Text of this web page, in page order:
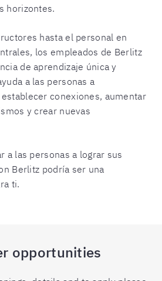
horizontes.
hasta el personal en
los empleados de Berlitz
de aprendizaje única y
a las personas a
conexiones, aumentar
y crear nuevas
a las personas a lograr sus
Berlitz podría ser una
ti.
opportunities